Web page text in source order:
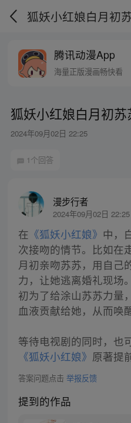
腾讯动漫App
海量正版漫画畅快看
狐妖小红娘白月初苏
2024年09月02日 22:25
1个回答
漫步行者
2024年09月02日 22:25
在 《狐妖小红娘》 中，
次接吻的情节。比如在
月初亲吻苏苏，用自己
力，让她逃离婚礼现场
初为了给涂山苏苏力量
血液贡献给她，从而唤
等待电视剧的同时，也
《狐妖小红娘》 原著提
答案问题点击 举报反馈
提到的作品